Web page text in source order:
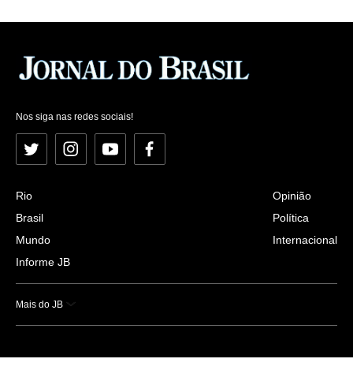
Nos siga nas redes sociais!
Twitter InstagramYouTubeFacebook
Rio
Brasil
Mundo
Informe JB
Opinião
Política
Internacional
Mais do JB
Esportes